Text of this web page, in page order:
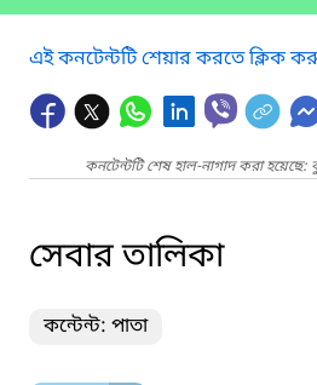
এই কনটেন্টটি শেয়ার করতে ক্লিক
কনটেন্টটি শেষ হাল-নাগাদ করা
সেবার তালিকা
কন্টেন্ট: পাতা